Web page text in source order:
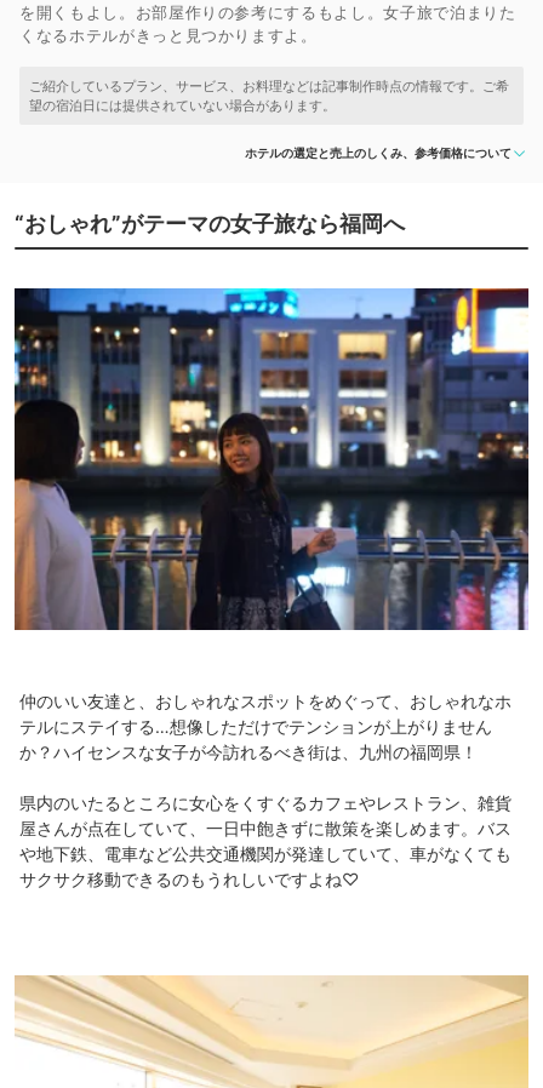
を開くもよし。お部屋作りの参考にするもよし。女子旅で泊まりた
くなるホテルがきっと見つかりますよ。
ホテルの選定と売上のしくみ、参考価格について
“おしゃれ”がテーマの女子旅なら福岡へ
仲のいい友達と、おしゃれなスポットをめぐって、おしゃれなホ
テルにステイする…想像しただけでテンションが上がりません
か？ハイセンスな女子が今訪れるべき街は、九州の福岡県！
県内のいたるところに女心をくすぐるカフェやレストラン、雑貨
屋さんが点在していて、一日中飽きずに散策を楽しめます。バス
や地下鉄、電車など公共交通機関が発達していて、車がなくても
サクサク移動できるのもうれしいですよね♡